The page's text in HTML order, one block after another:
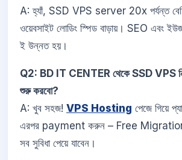
A: হ্যাঁ, SSD VPS server 20x পর্যন্ত
ওয়েবসাইট লোডিং স্পিড বাড়ায়। SEO এবং
ই উন্নত হয়।
Q2: BD IT CENTER থেকে SSD VPS
শুরু করবো?
A: খুব সহজ! VPS Hosting পেজে গিয়ে
এরপর payment করুন – Free
সব সুবিধা পেয়ে যাবেন।